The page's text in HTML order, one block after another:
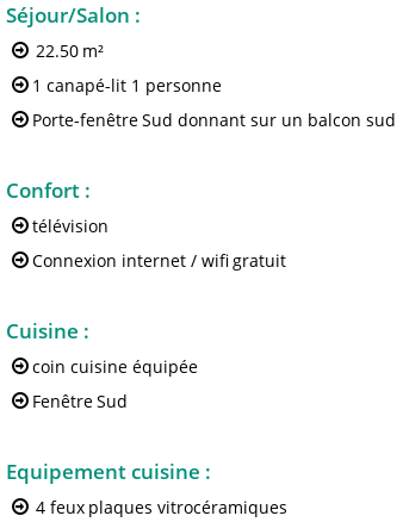
Séjour/Salon :
22.50 m²
1 canapé-lit 1 personne
Porte-fenêtreSud donnant sur un balcon sud
Confort :
télévision
Connexion internet / wifigratuit
Cuisine :
coin cuisine équipée
FenêtreSud
Equipement cuisine :
4 feux plaques vitrocéramiques